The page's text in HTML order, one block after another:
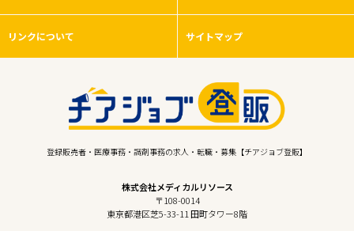
リンクについて サイトマップ
登録販売者・医療事務・調剤事務の求人・転職・募集【チアジョブ登販】
株式会社メディカルリソース
〒108-0014
東京都港区芝5-33-11 田町タワー8階